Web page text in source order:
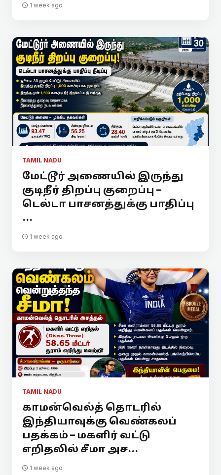
1 week ago
TAMIL NADU
மேட்டூர் அணையில் இருந்து
குடிநீர் திறப்பு குறைப்பு –
டெல்டா பாசனத்துக்கு பாதிப்பு
...
1 week ago
TAMIL NADU
காமன்வெல்த் தொடரில்
இந்தியாவுக்கு வெண்கலப்
பதக்கம் – மகளிர் வட்டு
எறிதலில் சீமா அச...
1 week ago